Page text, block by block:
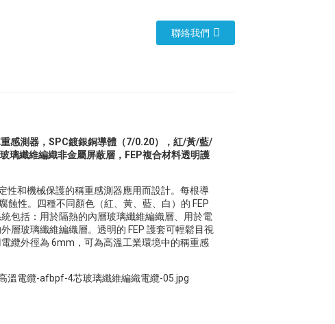
聯絡我們
感測器，SPC鍍銀銅導體（7/0.20），紅/黃/藍/
璃纖維編織非金屬屏蔽層，FEP複合材料透明護
性和機械保護的稱重感測器應用而設計。每根導
蝕性。四種不同顏色（紅、黃、藍、白）的 FEP
包括：用於隔熱的內層玻璃纖維編織層、用於電
層玻璃纖維編織層。透明的 FEP 護套可輕鬆目視
纜外徑為 6mm，可為高溫工業環境中的稱重感